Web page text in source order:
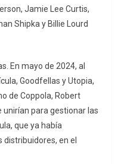
Jamie Lee Curtis,
Shipka y Billie Lourd
En mayo de 2024, al
Goodfellas y Utopia,
de Coppola, Robert
para gestionar las
que ya había
en el